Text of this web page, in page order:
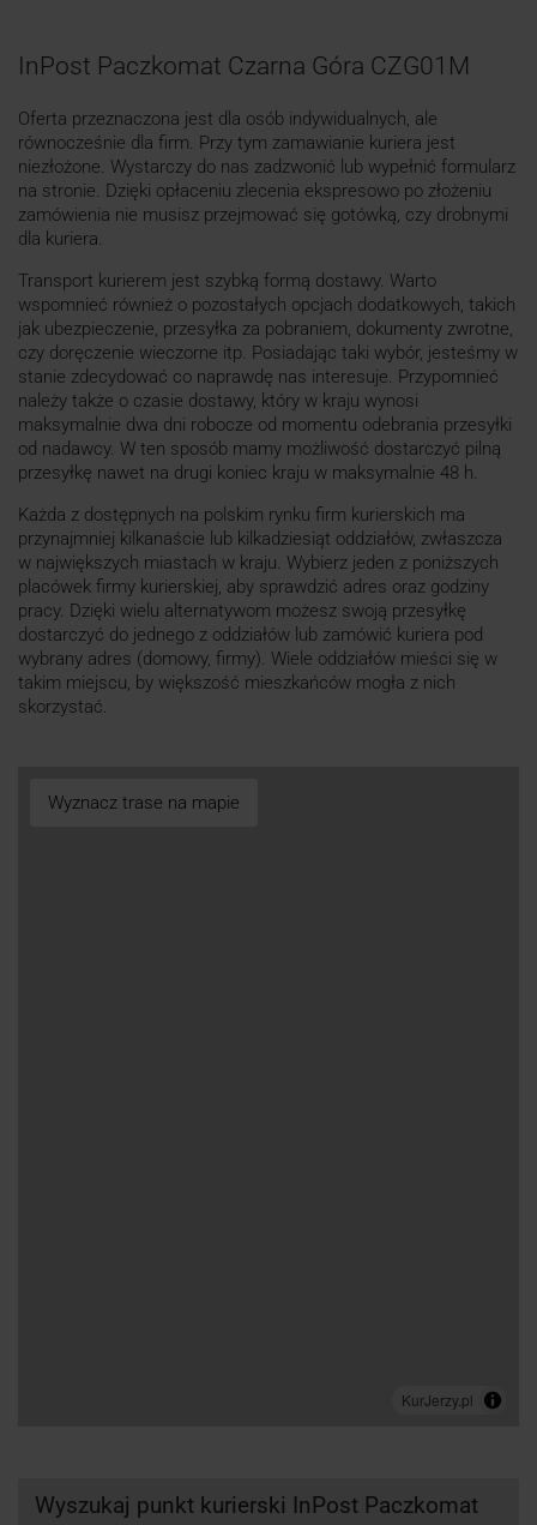
InPost Paczkomat Czarna Góra CZG01M
Oferta przeznaczona jest dla osób indywidualnych, ale
równocześnie dla firm. Przy tym zamawianie kuriera jest
niezłożone. Wystarczy do nas zadzwonić lub wypełnić formularz
na stronie. Dzięki opłaceniu zlecenia ekspresowo po złożeniu
zamówienia nie musisz przejmować się gotówką, czy drobnymi
dla kuriera.
Transport kurierem jest szybką formą dostawy. Warto
wspomnieć również o pozostałych opcjach dodatkowych, takich
jak ubezpieczenie, przesyłka za pobraniem, dokumenty zwrotne,
czy doręczenie wieczorne itp. Posiadając taki wybór, jesteśmy w
stanie zdecydować co naprawdę nas interesuje. Przypomnieć
należy także o czasie dostawy, który w kraju wynosi
maksymalnie dwa dni robocze od momentu odebrania przesyłki
od nadawcy. W ten sposób mamy możliwość dostarczyć pilną
przesyłkę nawet na drugi koniec kraju w maksymalnie 48 h.
Każda z dostępnych na polskim rynku firm kurierskich ma
przynajmniej kilkanaście lub kilkadziesiąt oddziałów, zwłaszcza
w największych miastach w kraju. Wybierz jeden z poniższych
placówek firmy kurierskiej, aby sprawdzić adres oraz godziny
pracy. Dzięki wielu alternatywom możesz swoją przesyłkę
dostarczyć do jednego z oddziałów lub zamówić kuriera pod
wybrany adres (domowy, firmy). Wiele oddziałów mieści się w
takim miejscu, by większość mieszkańców mogła z nich
skorzystać.
Wyznacz trase na mapie
Wyszukaj punkt kurierski InPost Paczkomat